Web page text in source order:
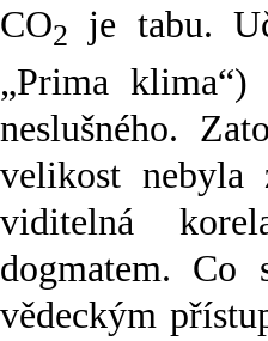
CO2
je tabu.
„Prima
neslušného.
velikost nebyla
viditelná
dogmatem. Co
vědeckým